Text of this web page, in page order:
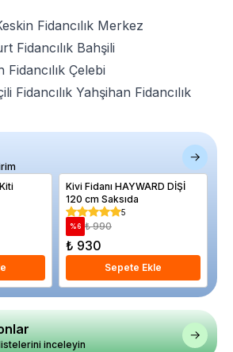
Fidancılık Merkez
Fidancılık Bahşili
Fidancılık Çelebi
Fidancılık Yahşihan Fidancılık
Kivi Fidanı HAYWARD DİŞİ
120 cm Saksıda
5
% 6 ₺ 990
₺ 930
Sepete Ekle
inceleyin